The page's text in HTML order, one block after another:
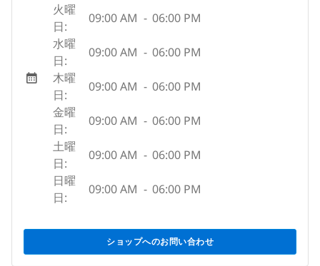
火曜
日:
09:00 AM - 06:00 PM
水曜
日:
09:00 AM - 06:00 PM
木曜
日:
09:00 AM - 06:00 PM
金曜
日:
09:00 AM - 06:00 PM
土曜
日:
09:00 AM - 06:00 PM
日曜
日:
09:00 AM - 06:00 PM
ショップへのお問い合わせ